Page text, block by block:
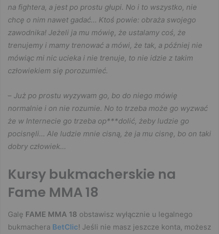
na fightera, a jest po prostu głupi. No i to wszystko, nie
chcę o nim nawet gadać… Ktoś powie: obraża swojego
zawodnika! Jeżeli ja mu mówię, że ustalamy coś, że
trenujemy i mamy trenować a mówi, że tak, a później nie
mówiąc mi nic ucieka i nie trenuje, to nie idzie z takim
człowiekiem się porozumieć.
– Już po prostu wyzywam go, bo do niego mówię
normalnie i on nie rozumie. No to trzeba może go wyzwać
że w Internecie go trzeba op***dolić, żeby ludzie go
pocisnęli… Ale ludzie mnie cisną, że ja mu cisnę, bo on taki
dobry człowiek…
Kursy bukmacherskie na
Fame MMA 18
Galę FAME MMA 18 obstawisz wyłącznie u legalnego
bukmachera BetClic! Jeśli nie masz jeszcze konta, możesz